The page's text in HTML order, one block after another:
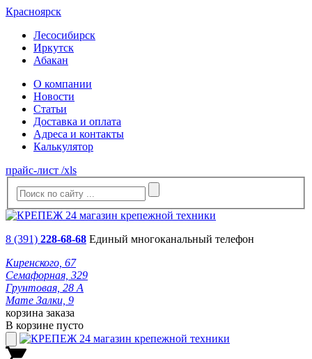
Красноярск
Лесосибирск
Иркутск
Абакан
О компании
Новости
Статьи
Доставка и оплата
Адреса и контакты
Калькулятор
прайс-лист /xls
8 (391) 228-68-68 Единый многоканальный телефон
Киренского, 67
Семафорная, 329
Грунтовая, 28 А
Мате Залки, 9
корзина заказа
В корзине пусто